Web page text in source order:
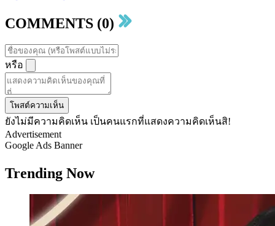
COMMENTS (0)
หรือ
โพสต์ความเห็น
ยังไม่มีความคิดเห็น เป็นคนแรกที่แสดงความคิดเห็นสิ!
Advertisement
Google Ads Banner
Trending Now